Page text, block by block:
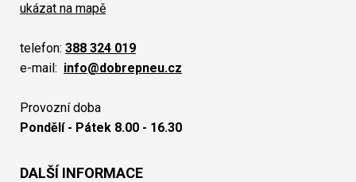
ukázat na mapě
telefon: 388 324 019
e-mail: info@dobrepneu.cz
Provozní doba
Pondělí - Pátek 8.00 - 16.30
DALŠÍ INFORMACE